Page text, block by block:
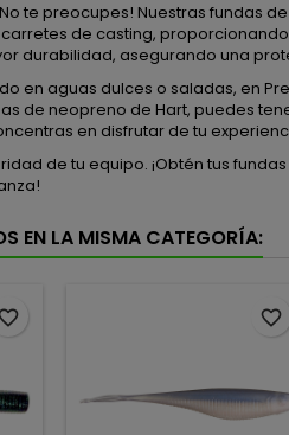
te preocupes! Nuestras
de casting,
durabilidad, asegurando una
en aguas dulces o saladas, en
de neopreno de Hart, puedes
en disfrutar de tu
de tu equipo. ¡Obtén tus
EN LA MISMA CATEGORÍA:
favorite_border